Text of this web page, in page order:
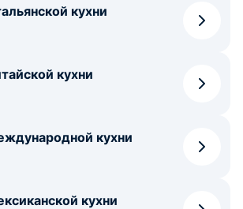
кухни
кухни
кухни
кухни